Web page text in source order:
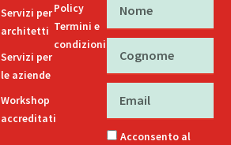
Servizi per
architetti
Servizi per
le aziende
Workshop
accreditati
Policy
Termini e
condizioni
Acconsento al